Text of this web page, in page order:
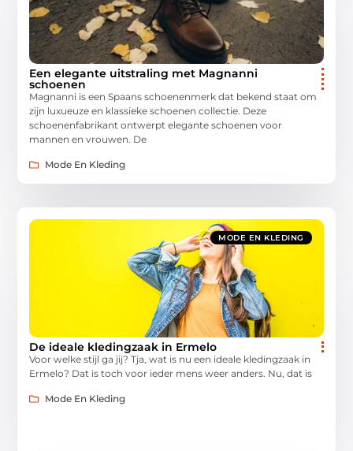
Een elegante uitstraling met Magnanni
schoenen
Magnanni is een Spaans schoenenmerk dat bekend staat om
zijn luxueuze en klassieke schoenen collectie. Deze
schoenenfabrikant ontwerpt elegante schoenen voor
mannen en vrouwen. De
Mode En Kleding
MODE EN KLEDING
De ideale kledingzaak in Ermelo
Voor welke stijl ga jij? Tja, wat is nu een ideale kledingzaak in
Ermelo? Dat is toch voor ieder mens weer anders. Nu, dat is
Mode En Kleding